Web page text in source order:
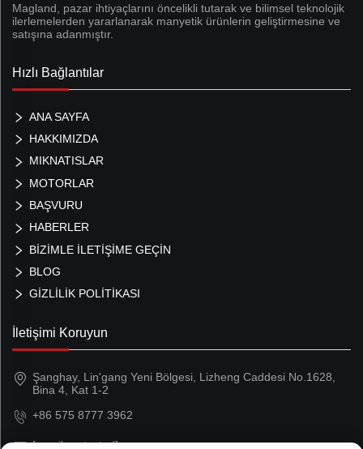
Magland, pazar ihtiyaçlarını öncelikli tutarak ve bilimsel teknolojik
ilerlemelerden yararlanarak manyetik ürünlerin geliştirmesine ve
satışına adanmıştır.
Hızlı Bağlantılar
ANA SAYFA
HAKKIMIZDA
MIKNATISLAR
MOTORLAR
BAŞVURU
HABERLER
BİZİMLE İLETİŞİME GEÇİN
BLOG
GIZLILIK POLITIKASI
İletişimi Koruyun
Şanghay, Lin'gang Yeni Bölgesi, Lizheng Caddesi No.1628,
Bina 4, Kat 1-2
+86 575 8777 3962
[email protected]